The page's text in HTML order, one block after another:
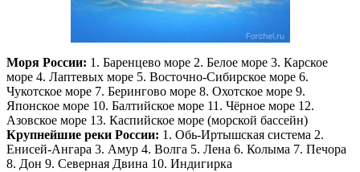
Моря России: 1. Баренцево море 2. Белое море 3. Карское
море 4. Лаптевых море 5. Восточно-Сибирское море 6.
Чукотское море 7. Берингово море 8. Охотское море 9.
Японское море 10. Балтийское море 11. Чёрное море 12.
Азовское море 13. Каспийское море (морской бассейн)
Крупнейшие реки России: 1. Обь-Иртышская система 2.
Енисей-Ангара 3. Амур 4. Волга 5. Лена 6. Колыма 7. Печора
8. Дон 9. Северная Двина 10. Индигирка